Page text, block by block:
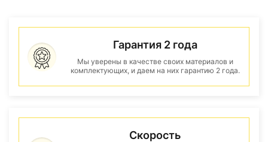
Гарантия 2 года
Мы уверены в качестве своих материалов и
комплектующих, и даем на них гарантию 2 года.
Скорость